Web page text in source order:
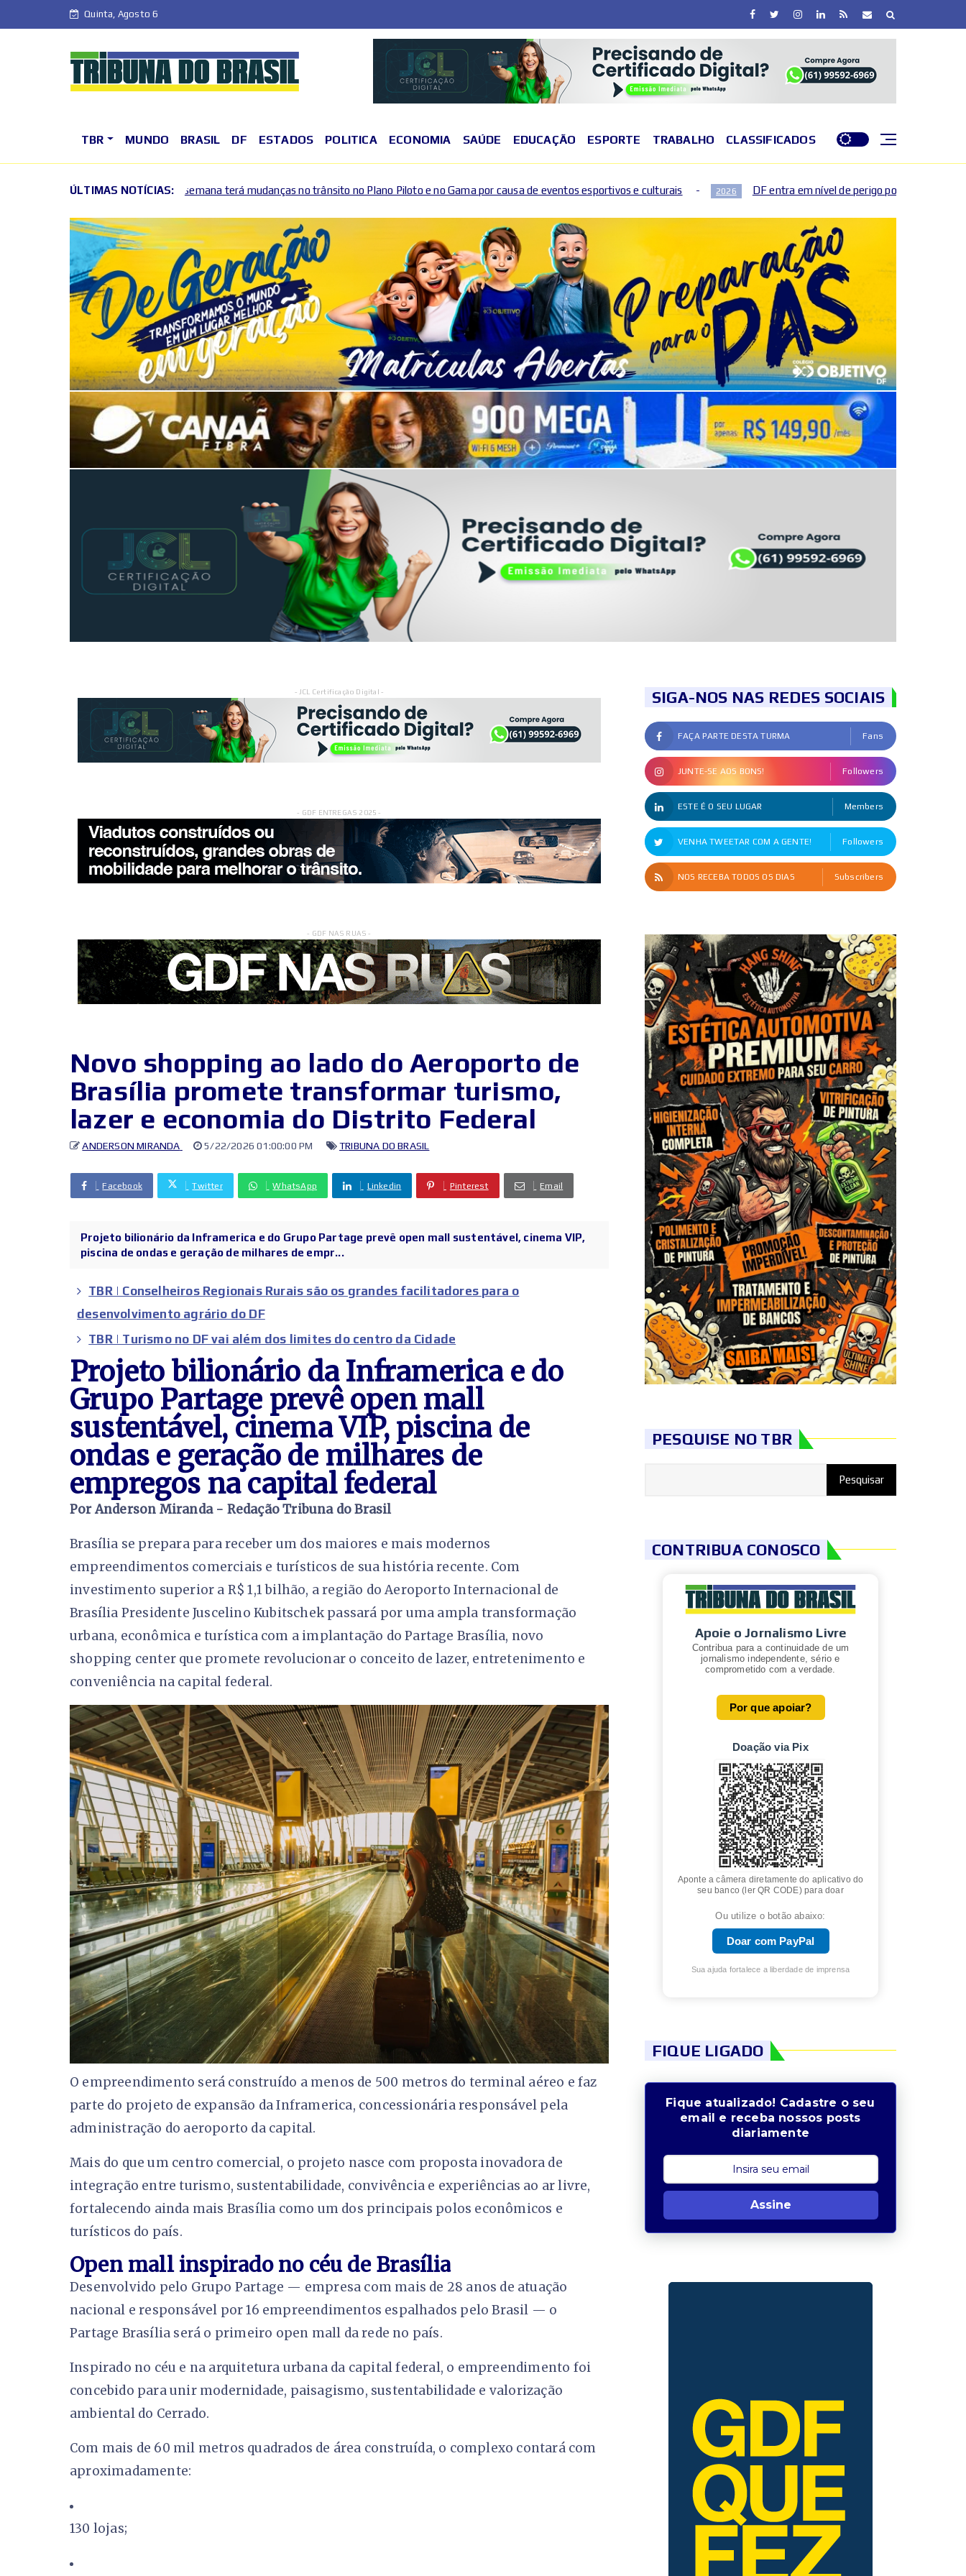
Quinta, Agosto 6
TBR MUNDO BRASIL DF ESTADOS POLITICA ECONOMIA SAÚDE EDUCAÇÃO ESPORTE TRABALHO CLASSIFICADOS
ÚLTIMAS NOTÍCIAS:
Fim de semana terá mudanças no trânsito no Plano Piloto e no Gama por causa de eventos esportivos e culturais 2026 DF entra em nível de perigo por baixa umidade do ar nesta quinta
- JCL Certificação Digital -
- GDF ENTREGAS 2025 -
- GDF NAS RUAS -
Novo shopping ao lado do Aeroporto de
Brasília promete transformar turismo,
lazer e economia do Distrito Federal
ANDERSON MIRANDA 5/22/2026 01:00:00 PM TRIBUNA DO BRASIL
Facebook Twitter WhatsApp Linkedin Pinterest Email
Projeto bilionário da Inframerica e do Grupo Partage prevê open mall sustentável, cinema VIP,
piscina de ondas e geração de milhares de empr...
TBR | Conselheiros Regionais Rurais são os grandes facilitadores para o
desenvolvimento agrário do DF
TBR | Turismo no DF vai além dos limites do centro da Cidade
Projeto bilionário da Inframerica e do
Grupo Partage prevê open mall
sustentável, cinema VIP, piscina de
ondas e geração de milhares de
empregos na capital federal
Por Anderson Miranda - Redação Tribuna do Brasil
Brasília se prepara para receber um dos maiores e mais modernos
empreendimentos comerciais e turísticos de sua história recente. Com
investimento superior a R$ 1,1 bilhão, a região do Aeroporto Internacional de
Brasília Presidente Juscelino Kubitschek passará por uma ampla transformação
urbana, econômica e turística com a implantação do Partage Brasília, novo
shopping center que promete revolucionar o conceito de lazer, entretenimento e
conveniência na capital federal.
O empreendimento será construído a menos de 500 metros do terminal aéreo e faz
parte do projeto de expansão da Inframerica, concessionária responsável pela
administração do aeroporto da capital.
Mais do que um centro comercial, o projeto nasce com proposta inovadora de
integração entre turismo, sustentabilidade, convivência e experiências ao ar livre,
fortalecendo ainda mais Brasília como um dos principais polos econômicos e
turísticos do país.
Open mall inspirado no céu de Brasília
Desenvolvido pelo Grupo Partage — empresa com mais de 28 anos de atuação
nacional e responsável por 16 empreendimentos espalhados pelo Brasil — o
Partage Brasília será o primeiro open mall da rede no país.
Inspirado no céu e na arquitetura urbana da capital federal, o empreendimento foi
concebido para unir modernidade, paisagismo, sustentabilidade e valorização
ambiental do Cerrado.
Com mais de 60 mil metros quadrados de área construída, o complexo contará com
aproximadamente:
130 lojas;
SIGA-NOS NAS REDES SOCIAIS
FAÇA PARTE DESTA TURMA Fans
JUNTE-SE AOS BONS! Followers
ESTE É O SEU LUGAR Members
VENHA TWEETAR COM A GENTE! Followers
NOS RECEBA TODOS OS DIAS Subscribers
PESQUISE NO TBR
CONTRIBUA CONOSCO
Apoie o Jornalismo Livre
Contribua para a continuidade de um
jornalismo independente, sério e
comprometido com a verdade.
Por que apoiar?
Doação via Pix
Aponte a câmera diretamente do aplicativo do
seu banco (ler QR CODE) para doar
Ou utilize o botão abaixo:
Doar com PayPal
Sua ajuda fortalece a liberdade de imprensa
FIQUE LIGADO
Fique atualizado! Cadastre o seu
email e receba nossos posts
diariamente
Assine